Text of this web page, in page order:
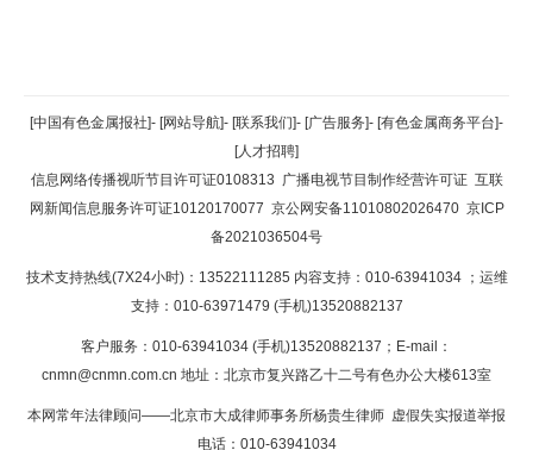
返回顶部
返回首页
[中国有色金属报社]- [网站导航]- [联系我们]- [广告服务]- [有色金属商务平台]-
[人才招聘]
信息网络传播视听节目许可证0108313 广播电视节目制作经营许可证 互联
网新闻信息服务许可证10120170077 京公网安备11010802026470 京ICP
备2021036504号
技术支持热线(7X24小时)：13522111285 内容支持：010-63941034 ；运维
支持：010-63971479 (手机)13520882137
客户服务：010-63941034 (手机)13520882137；E-mail：
cnmn@cnmn.com.cn 地址：北京市复兴路乙十二号有色办公大楼613室
本网常年法律顾问——北京市大成律师事务所杨贵生律师 虚假失实报道举报
电话：010-63941034